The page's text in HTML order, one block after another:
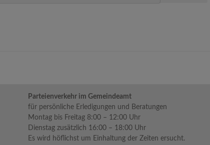
Parteienverkehr im Gemeindeamt
für persönliche Erledigungen und Beratungen
Montag bis Freitag 8:00 – 12:00 Uhr
Dienstag zusätzlich 16:00 – 18:00 Uhr
Es wird höflichst um Einhaltung der Zeiten ersucht.